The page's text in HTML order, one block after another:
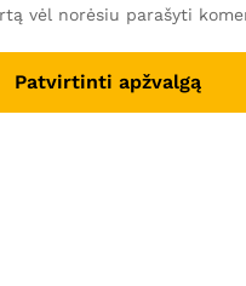
vėl norėsiu parašyti